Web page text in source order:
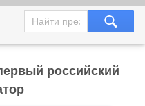
российский